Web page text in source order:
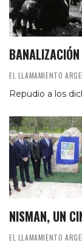
EL LLAMAMIENTO
Repudio a los
NISMAN, UN
EL LLAMAMIENTO